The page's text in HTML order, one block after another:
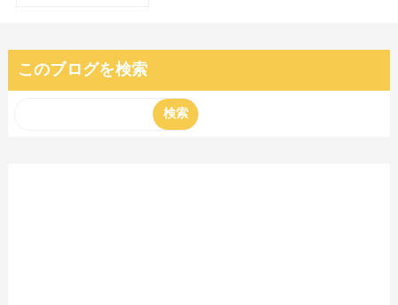
このブログを検索